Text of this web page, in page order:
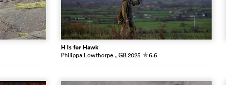
H Is for Hawk
Philippa Lowthorpe , GB2025 c6.6